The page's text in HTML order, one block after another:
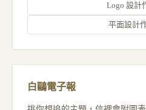
Logo 設計
平面設計
白鷗電子報